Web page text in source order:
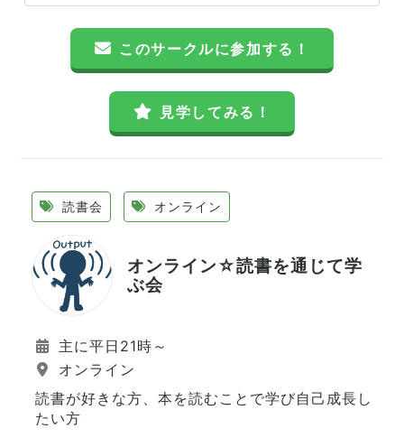
このサークルに参加する！
見学してみる！
読書会 オンライン
オンライン☆読書を通じて学
ぶ会
主に平日21時～
オンライン
読書が好きな方、本を読むことで学び自己成長し
たい方